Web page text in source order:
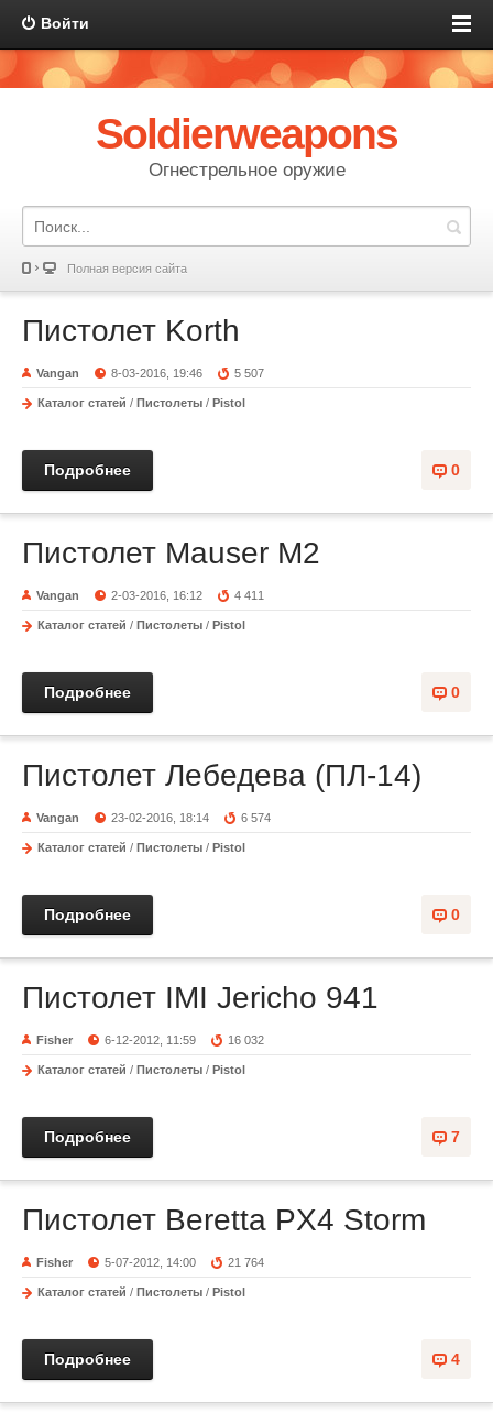
Войти
Soldierweapons
Огнестрельное оружие
Полная версия сайта
Пистолет Korth
Vangan 8-03-2016, 19:46 5 507
Каталог статей / Пистолеты / Pistol
0
Подробнее
Пистолет Mauser M2
Vangan 2-03-2016, 16:12 4 411
Каталог статей / Пистолеты / Pistol
0
Подробнее
Пистолет Лебедева (ПЛ-14)
Vangan 23-02-2016, 18:14 6 574
Каталог статей / Пистолеты / Pistol
0
Подробнее
Пистолет IMI Jericho 941
Fisher 6-12-2012, 11:59 16 032
Каталог статей / Пистолеты / Pistol
7
Подробнее
Пистолет Beretta PX4 Storm
Fisher 5-07-2012, 14:00 21 764
Каталог статей / Пистолеты / Pistol
4
Подробнее